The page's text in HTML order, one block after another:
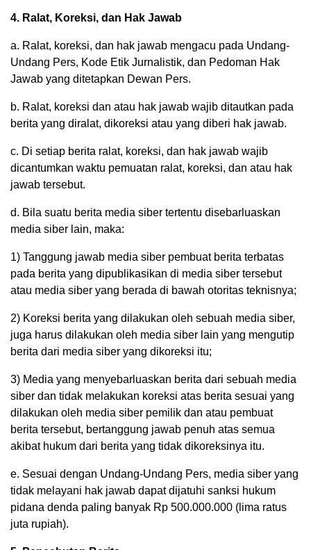
4. Ralat, Koreksi, dan Hak Jawab
a. Ralat, koreksi, dan hak jawab mengacu pada Undang-
Undang Pers, Kode Etik Jurnalistik, dan Pedoman Hak
Jawab yang ditetapkan Dewan Pers.
b. Ralat, koreksi dan atau hak jawab wajib ditautkan pada
berita yang diralat, dikoreksi atau yang diberi hak jawab.
c. Di setiap berita ralat, koreksi, dan hak jawab wajib
dicantumkan waktu pemuatan ralat, koreksi, dan atau hak
jawab tersebut.
d. Bila suatu berita media siber tertentu disebarluaskan
media siber lain, maka:
1) Tanggung jawab media siber pembuat berita terbatas
pada berita yang dipublikasikan di media siber tersebut
atau media siber yang berada di bawah otoritas teknisnya;
2) Koreksi berita yang dilakukan oleh sebuah media siber,
juga harus dilakukan oleh media siber lain yang mengutip
berita dari media siber yang dikoreksi itu;
3) Media yang menyebarluaskan berita dari sebuah media
siber dan tidak melakukan koreksi atas berita sesuai yang
dilakukan oleh media siber pemilik dan atau pembuat
berita tersebut, bertanggung jawab penuh atas semua
akibat hukum dari berita yang tidak dikoreksinya itu.
e. Sesuai dengan Undang-Undang Pers, media siber yang
tidak melayani hak jawab dapat dijatuhi sanksi hukum
pidana denda paling banyak Rp 500.000.000 (lima ratus
juta rupiah).